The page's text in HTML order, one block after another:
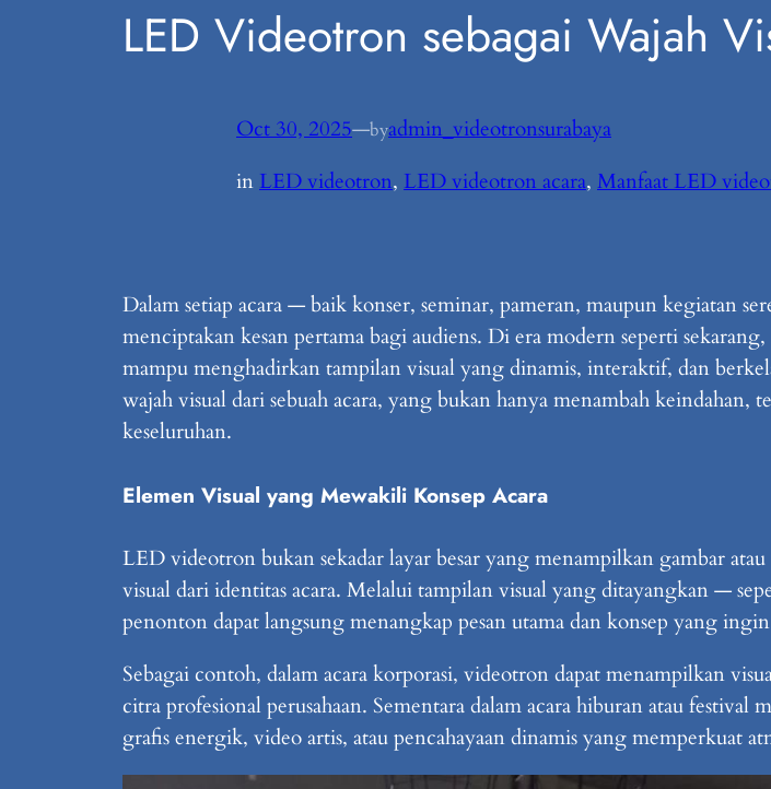
LED Videotron sebagai Wajah
Oct 30, 2025—byadmin_videotronsurabaya
inLED videotron, LED videotron acara, Manfaat LED
Dalam setiap acara — baik konser, seminar, pameran, maupun kegiatan
menciptakan kesan pertama bagi audiens. Di era modern seperti
mampu menghadirkan tampilan visual yang dinamis, interaktif, dan
wajah visual dari sebuah acara, yang bukan hanya menambah
keseluruhan.
Elemen Visual yang Mewakili Konsep Acara
LED videotron bukan sekadar layar besar yang menampilkan gambar
visual dari identitas acara. Melalui tampilan visual yang ditayangkan —
penonton dapat langsung menangkap pesan utama dan konsep yang
Sebagai contoh, dalam acara korporasi, videotron dapat menampilkan
citra profesional perusahaan. Sementara dalam acara hiburan atau
grafis energik, video artis, atau pencahayaan dinamis yang memperkuat